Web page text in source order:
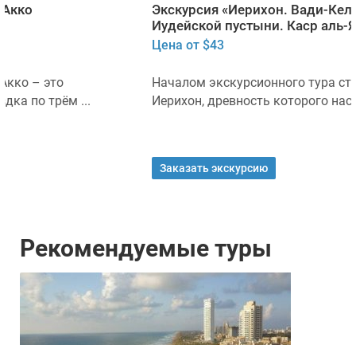
Экскурсия «Иерихон. Вади-Кельт. Монастыри
Иудейской пустыни. Каср аль-Яхуд»
Началом экскурсионного тура становится город
Иерихон, древность которого насчитывает более ...
Рекомендуемые туры